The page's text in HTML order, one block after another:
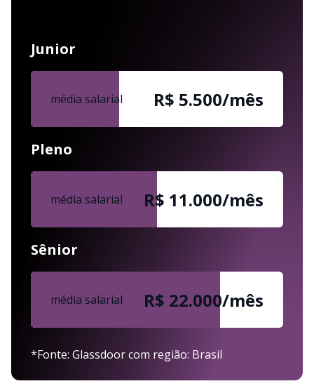
Junior
média salarial R$ 5.500/mês
Pleno
média salarial R$ 11.000/mês
Sênior
média salarial R$ 22.000/mês
*Fonte: Glassdoor com região: Brasil